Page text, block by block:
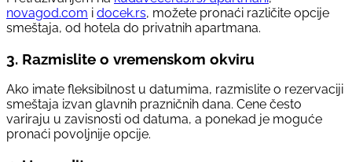
novagod.com i docek.rs, možete pronaći različite opcije
smeštaja, od hotela do privatnih apartmana.
3. Razmislite o vremenskom okviru
Ako imate fleksibilnost u datumima, razmislite o rezervaciji
smeštaja izvan glavnih prazničnih dana. Cene često
variraju u zavisnosti od datuma, a ponekad je moguće
pronaći povoljnije opcije.